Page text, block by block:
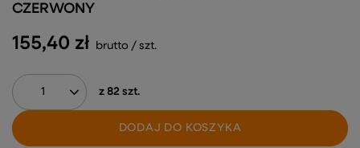
155,40 zł brutto / szt.
z 82 szt.
DODAJ DO KOSZYKA
CZERWONY